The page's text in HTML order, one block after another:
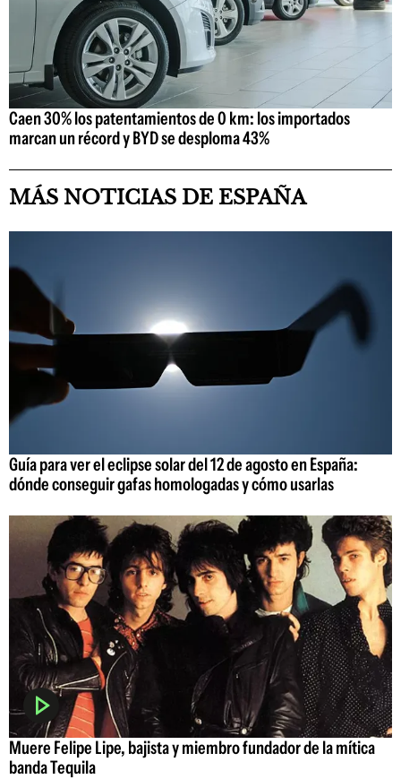
Caen 30% los patentamientos de 0 km: los importados
marcan un récord y BYD se desploma 43%
MÁS NOTICIAS DE ESPAÑA
Guía para ver el eclipse solar del 12 de agosto en España:
dónde conseguir gafas homologadas y cómo usarlas
Muere Felipe Lipe, bajista y miembro fundador de la mítica
banda Tequila